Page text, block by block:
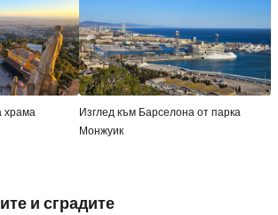
храма
Изглед към Барселона от парка
Монжуик
и сградите